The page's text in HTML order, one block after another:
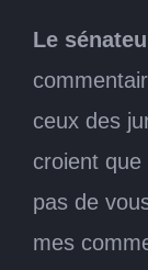
Le
ceux des
croient que
pas de
mes